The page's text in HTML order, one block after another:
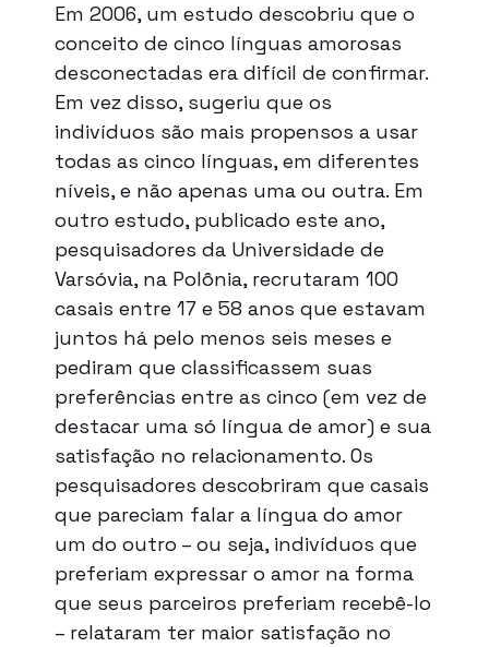
Em 2006, um estudo descobriu que o
conceito de cinco línguas amorosas
desconectadas era difícil de confirmar.
Em vez disso, sugeriu que os
indivíduos são mais propensos a usar
todas as cinco línguas, em diferentes
níveis, e não apenas uma ou outra. Em
outro estudo, publicado este ano,
pesquisadores da Universidade de
Varsóvia, na Polônia, recrutaram 100
casais entre 17 e 58 anos que estavam
juntos há pelo menos seis meses e
pediram que classificassem suas
preferências entre as cinco (em vez de
destacar uma só língua de amor) e sua
satisfação no relacionamento. Os
pesquisadores descobriram que casais
que pareciam falar a língua do amor
um do outro – ou seja, indivíduos que
preferiam expressar o amor na forma
que seus parceiros preferiam recebê-lo
– relataram ter maior satisfação no